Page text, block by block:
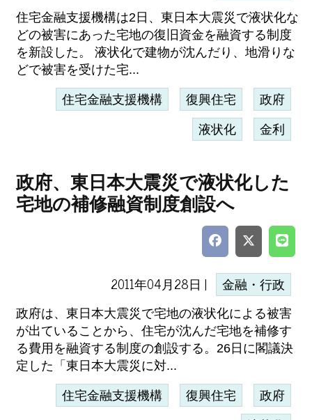
住宅金融支援機構は2日、東日本大震災で液状化な
どの被害にあった宅地の復旧資金を融資する制度
を新設した。 液状化で建物が沈んだり、地滑りな
どで被害を受けた宅...
住宅金融支援機構 復興住宅 政府
液状化 金利
政府、東日本大震災で液状化した
宅地の補修融資制度創設へ
2011年04月28日 | 金融・行政
政府は、東日本大震災で宅地の液状化による被害
が出ていることから、住宅が沈んだ宅地を補修す
る費用を融資する制度の創設する。26日に閣議決
定した「東日本大震災に対...
住宅金融支援機構 復興住宅 政府